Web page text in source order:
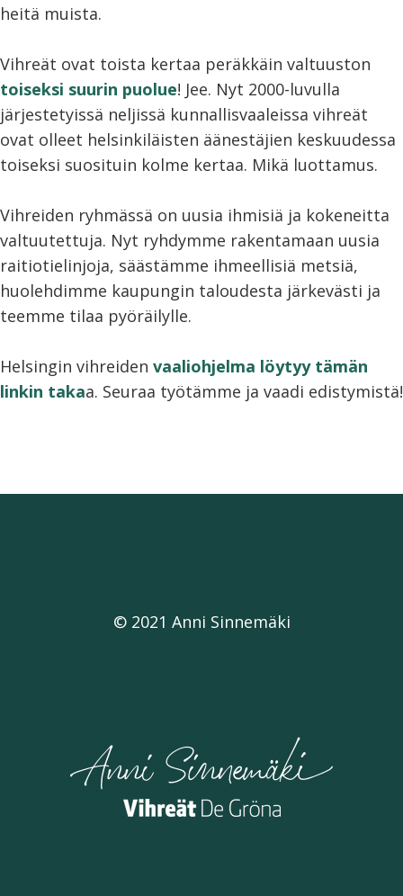
heitä muista.
Vihreät ovat toista kertaa peräkkäin valtuuston
toiseksi suurin puolue! Jee. Nyt 2000-luvulla
järjestetyissä neljissä kunnallisvaaleissa vihreät
ovat olleet helsinkiläisten äänestäjien keskuudessa
toiseksi suosituin kolme kertaa. Mikä luottamus.
Vihreiden ryhmässä on uusia ihmisiä ja kokeneitta
valtuutettuja. Nyt ryhdymme rakentamaan uusia
raitiotielinjoja, säästämme ihmeellisiä metsiä,
huolehdimme kaupungin taloudesta järkevästi ja
teemme tilaa pyöräilylle.
Helsingin vihreiden vaaliohjelma löytyy tämän
linkin takaa. Seuraa työtämme ja vaadi edistymistä!
© 2021 Anni Sinnemäki